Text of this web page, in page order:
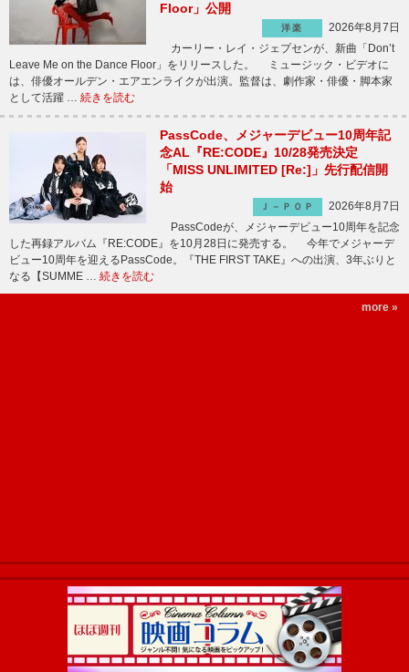
Floor」公開
洋楽
2026年8月7日
カーリー・レイ・ジェプセンが、新曲「Don’t
Leave Me on the Dance Floor」をリリースした。 ミュージック・ビデオに
は、俳優オールデン・エアエンライクが出演。監督は、劇作家・俳優・脚本家
として活躍 … 続きを読む
PassCode、メジャーデビュー10周年記
念AL『RE:CODE』10/28発売決定
「MISS UNLIMITED [Re:]」先行配信開
始
Ｊ－ＰＯＰ
2026年8月7日
PassCodeが、メジャーデビュー10周年を記念
した再録アルバム『RE:CODE』を10月28日に発売する。 今年でメジャーデ
ビュー10周年を迎えるPassCode。『THE FIRST TAKE』への出演、3年ぶりと
なる【SUMME … 続きを読む
more »